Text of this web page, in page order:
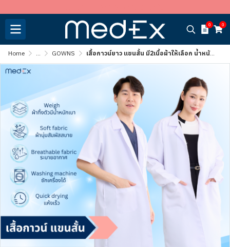
0 0
Home ... GOWNS เสื้อกาวน์ยาว แขนสั้น มี2เนื้อผ้าให้เลือก น้ำหนักเบา ไม่หนักตัว [มีบริการปักชื่อ]